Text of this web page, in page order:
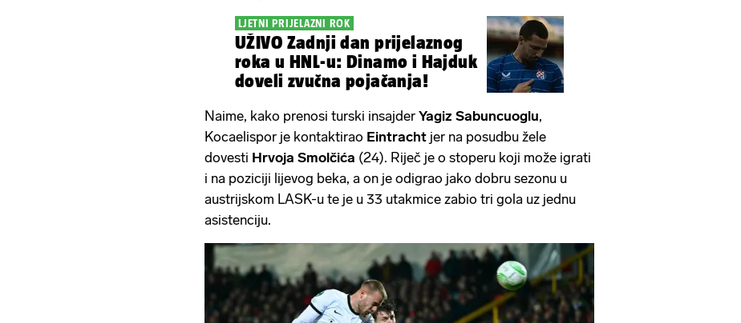
LJETNI PRIJELAZNI ROK
UŽIVO Zadnji dan prijelaznog
roka u HNL-u: Dinamo i Hajduk
doveli zvučna pojačanja!
Naime, kako prenosi turski insajder Yagiz Sabuncuoglu,
Kocaelispor je kontaktirao Eintracht jer na posudbu žele
dovesti Hrvoja Smolčića (24). Riječ je o stoperu koji može igrati
i na poziciji lijevog beka, a on je odigrao jako dobru sezonu u
austrijskom LASK-u te je u 33 utakmice zabio tri gola uz jednu
asistenciju.